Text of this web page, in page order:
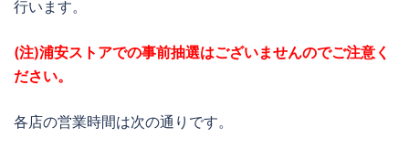
行います。
(注)浦安ストアでの事前抽選はございませんのでご注意く
ださい。
各店の営業時間は次の通りです。